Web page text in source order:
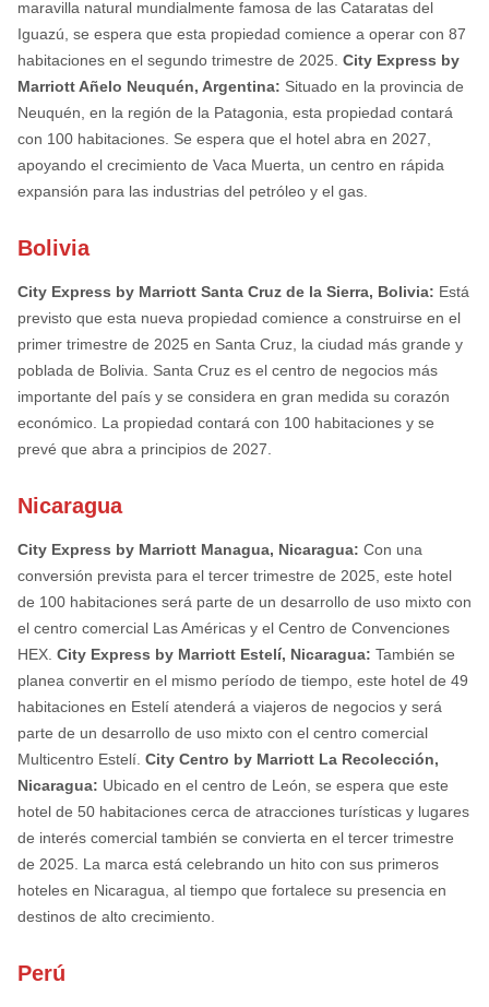
maravilla natural mundialmente famosa de las Cataratas del
Iguazú, se espera que esta propiedad comience a operar con 87
habitaciones en el segundo trimestre de 2025. City Express by
Marriott Añelo Neuquén, Argentina: Situado en la provincia de
Neuquén, en la región de la Patagonia, esta propiedad contará
con 100 habitaciones. Se espera que el hotel abra en 2027,
apoyando el crecimiento de Vaca Muerta, un centro en rápida
expansión para las industrias del petróleo y el gas.
Bolivia
City Express by Marriott Santa Cruz de la Sierra, Bolivia: Está
previsto que esta nueva propiedad comience a construirse en el
primer trimestre de 2025 en Santa Cruz, la ciudad más grande y
poblada de Bolivia. Santa Cruz es el centro de negocios más
importante del país y se considera en gran medida su corazón
económico. La propiedad contará con 100 habitaciones y se
prevé que abra a principios de 2027.
Nicaragua
City Express by Marriott Managua, Nicaragua: Con una
conversión prevista para el tercer trimestre de 2025, este hotel
de 100 habitaciones será parte de un desarrollo de uso mixto con
el centro comercial Las Américas y el Centro de Convenciones
HEX. City Express by Marriott Estelí, Nicaragua: También se
planea convertir en el mismo período de tiempo, este hotel de 49
habitaciones en Estelí atenderá a viajeros de negocios y será
parte de un desarrollo de uso mixto con el centro comercial
Multicentro Estelí. City Centro by Marriott La Recolección,
Nicaragua: Ubicado en el centro de León, se espera que este
hotel de 50 habitaciones cerca de atracciones turísticas y lugares
de interés comercial también se convierta en el tercer trimestre
de 2025. La marca está celebrando un hito con sus primeros
hoteles en Nicaragua, al tiempo que fortalece su presencia en
destinos de alto crecimiento.
Perú